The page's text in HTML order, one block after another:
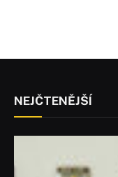
NEJČTENĚJŠÍ